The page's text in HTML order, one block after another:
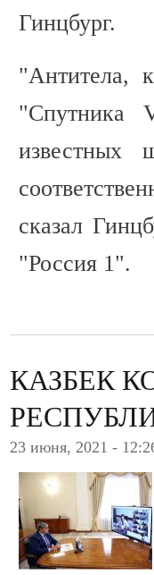
Гинцбург.
"Антитела,
"Спутника
известных
сказал
"Россия 1".
КАЗБЕК
23 июня, 2021 -